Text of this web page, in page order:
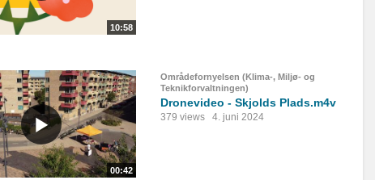
10:58
00:42
Områdefornyelsen (Klima-, Miljø- og
Teknikforvaltningen)
Dronevideo - Skjolds Plads.m4v
379 views 4. juni 2024